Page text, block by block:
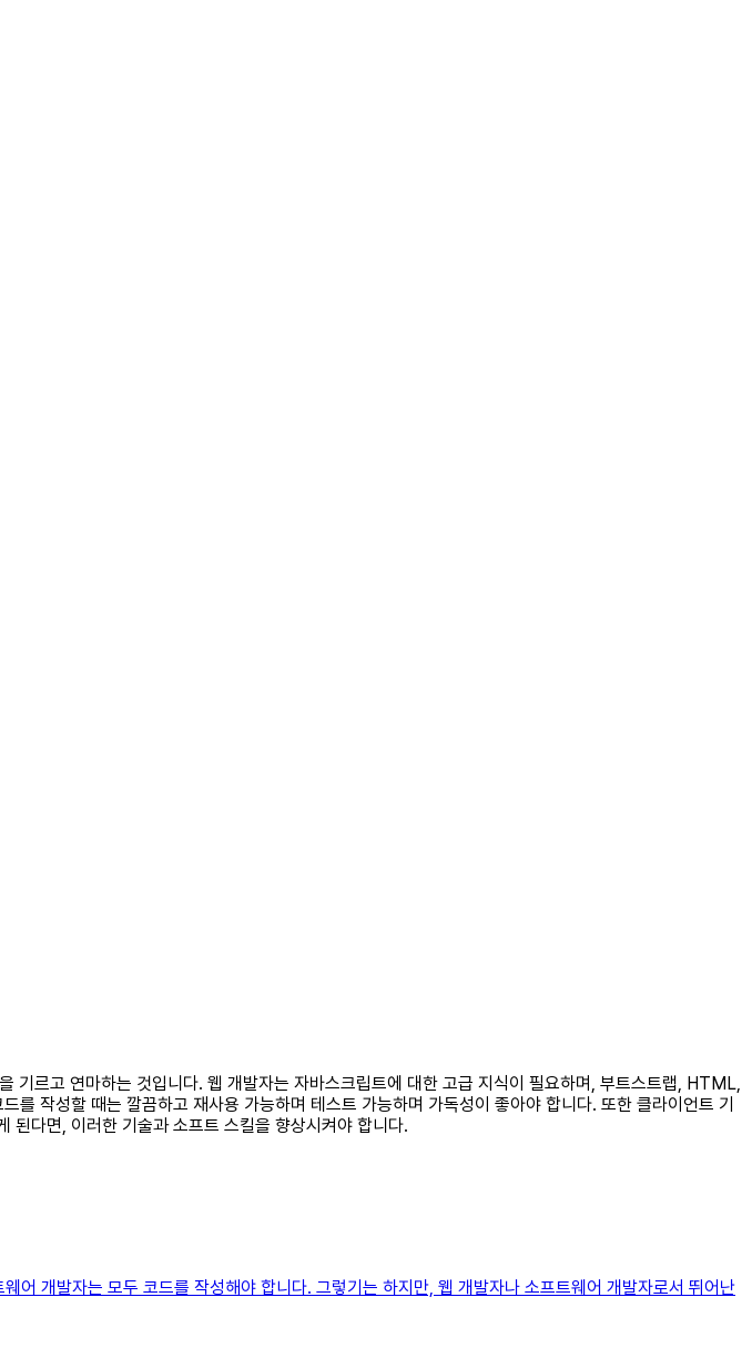
기르고 연마하는 것입니다. 웹 개발자는 자바스크립트에 대한 고급 지식이 필요하며, 부트스트랩, HTML,
작성할 때는 깔끔하고 재사용 가능하며 테스트 가능하며 가독성이 좋아야 합니다. 또한 클라이언트 기
된다면, 이러한 기술과 소프트 스킬을 향상시켜야 합니다.
개발자는 모두 코드를 작성해야 합니다. 그렇기는 하지만, 웹 개발자나 소프트웨어 개발자로서 뛰어난